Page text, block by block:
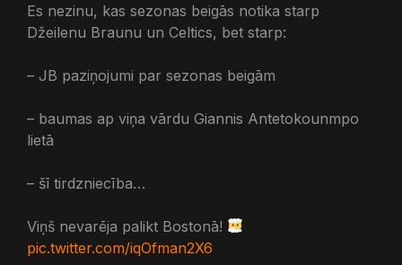
Es nezinu, kas sezonas beigās notika starp
Džeilenu Braunu un Celtics, bet starp:
– JB paziņojumi par sezonas beigām
– baumas ap viņa vārdu Giannis Antetokounmpo
lietā
– šī tirdzniecība…
Viņš nevarēja palikt Bostonā!
pic.twitter.com/iqOfman2X6